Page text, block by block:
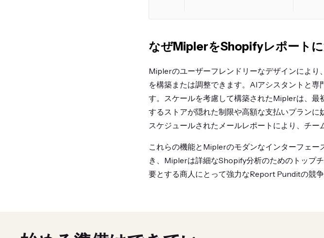
なぜMiplerをShopifyレポート
Miplerのユーザーフレンドリーなデザインにより
を構築または調整できます。AIアシスタントと
す。スケールを考慮して構築されたMiplerは、
するストアが隠れた制限や高額な支払いプラン
スケジュールされたメールレポートにより、チー
これらの機能とMiplerのモダンなインターフェ
き、Miplerは詳細なShopify分析のためのトップ
要とする商人にとって強力なReport Punditの競争